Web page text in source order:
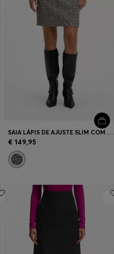
SAIA LÁPIS DE AJUSTE SLIM COM PADRÃO EM ESPINHA DE PEIXE
€ 149,95